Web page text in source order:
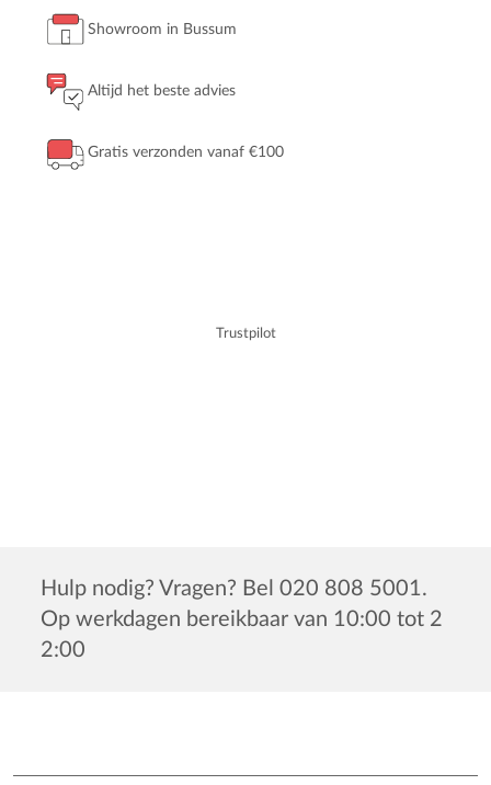
Showroom in Bussum
Altijd het beste advies
Gratis verzonden vanaf €100
Trustpilot
Hulp nodig? Vragen? Bel 020 808 5001.
Op werkdagen bereikbaar van 10:00 tot 2
2:00